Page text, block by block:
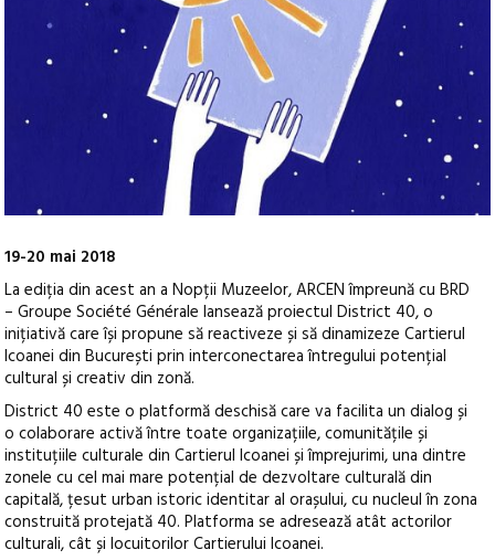
19-20 mai 2018
La ediția din acest an a Nopții Muzeelor, ARCEN împreună cu BRD
– Groupe Société Générale lansează proiectul District 40, o
inițiativă care își propune să reactiveze și să dinamizeze Cartierul
Icoanei din București prin interconectarea întregului potențial
cultural și creativ din zonă.
District 40 este o platformă deschisă care va facilita un dialog și
o colaborare activă între toate organizațiile, comunitățile și
instituțiile culturale din Cartierul Icoanei și împrejurimi, una dintre
zonele cu cel mai mare potențial de dezvoltare culturală din
capitală, țesut urban istoric identitar al orașului, cu nucleul în zona
construită protejată 40. Platforma se adresează atât actorilor
culturali, cât și locuitorilor Cartierului Icoanei.